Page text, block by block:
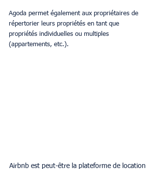
Agoda permet également aux propriétaires de
répertorier leurs propriétés en tant que
propriétés individuelles ou multiples
(appartements, etc.).
Airbnb est peut-être la plateforme de location